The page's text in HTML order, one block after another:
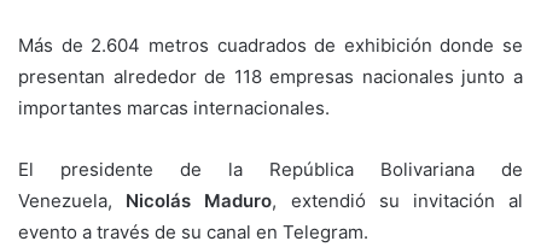
Más de 2.604 metros cuadrados de exhibición donde se
presentan alrededor de 118 empresas nacionales junto a
importantes marcas internacionales.
El presidente de la República Bolivariana de
Venezuela, Nicolás Maduro, extendió su invitación al
evento a través de su canal en Telegram.